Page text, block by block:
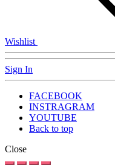
Wishlist
Sign In
FACEBOOK
INSTRAGRAM
YOUTUBE
Back to top
Close